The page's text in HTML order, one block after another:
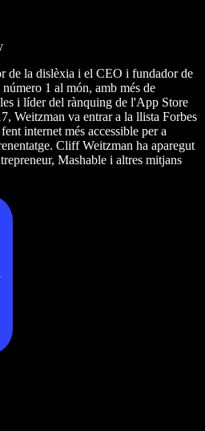
de la dislèxia i el CEO i fundador de
1 al món, amb més de
i líder del rànquing de l'App Store
Weitzman va entrar a la llista Forbes
internet més accessible per a
Cliff Weitzman ha aparegut
Mashable i altres mitjans